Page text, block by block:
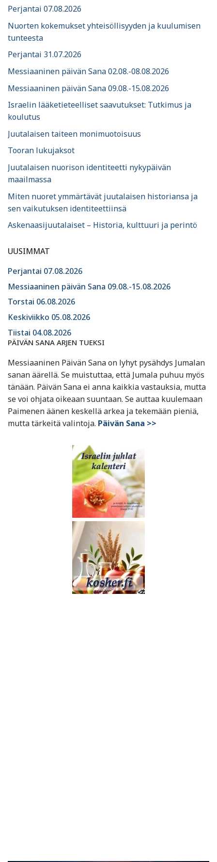
Perjantai 07.08.2026
Nuorten kokemukset yhteisöllisyyden ja kuulumisen
tunteesta
Perjantai 31.07.2026
Messiaaninen päivän Sana 02.08.-08.08.2026
Messiaaninen päivän Sana 09.08.-15.08.2026
Israelin lääketieteelliset saavutukset: Tutkimus ja
koulutus
Juutalaisen taiteen monimuotoisuus
Tooran lukujaksot
Juutalaisen nuorison identiteetti nykypäivän
maailmassa
Miten nuoret ymmärtävät juutalaisen historiansa ja
sen vaikutuksen identiteettiinsä
Askenaasijuutalaiset – Historia, kulttuuri ja perintö
UUSIMMAT
Perjantai 07.08.2026
Messiaaninen päivän Sana 09.08.-15.08.2026
Torstai 06.08.2026
Keskiviikko 05.08.2026
Tiistai 04.08.2026
PÄIVÄN SANA ARJEN TUEKSI
Messiaaninen Päivän Sana on lyhyt pysähdys Jumalan
sanan äärellä. Se muistuttaa, että Jumala puhuu myös
tänään. Päivän Sana ei anna kaikkia vastauksia, mutta
se voi ohjata oikeaan suuntaan. Se auttaa kuulemaan
Paimenen äänen keskellä arkea ja tekemään pieniä,
mutta tärkeitä valintoja. Päivän Sana >>